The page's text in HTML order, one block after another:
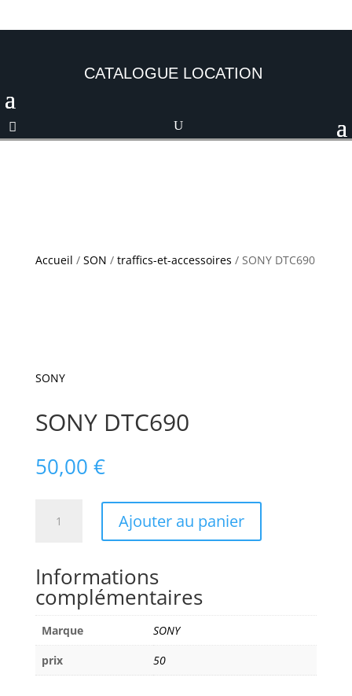
CATALOGUE LOCATION
Accueil / SON / traffics-et-accessoires / SONY DTC690
SONY
SONY DTC690
50,00 €
Ajouter au panier
Informations
complémentaires
Marque
SONY
prix
50